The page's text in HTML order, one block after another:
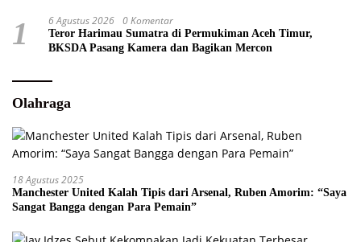
1 6 Agustus 2026 0 Komentar
Teror Harimau Sumatra di Permukiman Aceh Timur,
BKSDA Pasang Kamera dan Bagikan Mercon
Olahraga
18 Agustus 2025
Manchester United Kalah Tipis dari Arsenal, Ruben Amorim: “Saya
Sangat Bangga dengan Para Pemain”